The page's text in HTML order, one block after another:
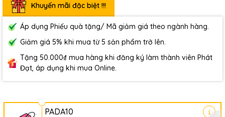
Khuyến mãi đặc biệt !!!
Áp dụng Phiếu quà tặng/ Mã giảm giá theo ngành hàng.
Giảm giá 5% khi mua từ 5 sản phẩm trở lên.
Tặng 50.000₫ mua hàng khi đăng ký làm thành viên Phát
Đạt, áp dụng khi mua Online.
PADA10